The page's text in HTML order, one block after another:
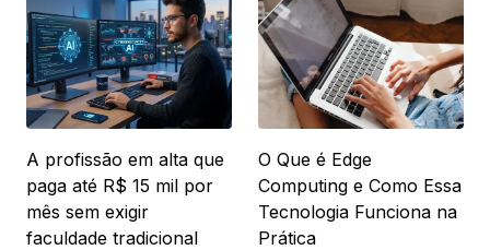
A profissão em alta que
paga até R$ 15 mil por
mês sem exigir
faculdade tradicional
O Que é Edge
Computing e Como Essa
Tecnologia Funciona na
Prática